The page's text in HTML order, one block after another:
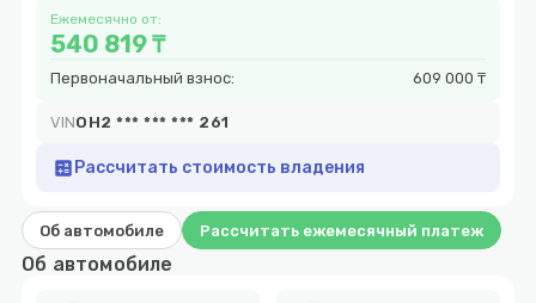
Ежемесячно от:
540 819 ₸
Первоначальный взнос: 609 000 ₸
VINOH2 *** *** *** 261
calculate Рассчитать стоимость владения
Об автомобиле Рассчитать ежемесячный платеж
Об автомобиле